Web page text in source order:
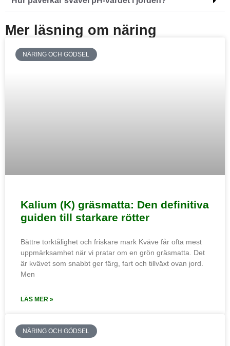
Mer läsning om näring
NÄRING OCH GÖDSEL
Kalium (K) gräsmatta: Den definitiva
guiden till starkare rötter
Bättre torktålighet och friskare mark Kväve får ofta mest
uppmärksamhet när vi pratar om en grön gräsmatta. Det
är kvävet som snabbt ger färg, fart och tillväxt ovan jord.
Men
LÄS MER »
NÄRING OCH GÖDSEL